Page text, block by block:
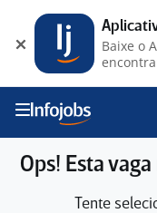
Ops! Esta
Tente
Baixe o